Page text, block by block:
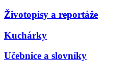
Životopisy a reportáže
Kuchárky
Učebnice a slovníky